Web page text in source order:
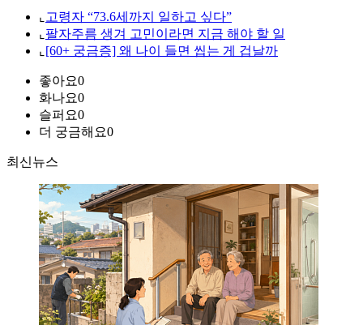
⌞ 고령자 “73.6세까지 일하고 싶다”
⌞ 팔자주름 생겨 고민이라면 지금 해야 할 일
⌞ [60+ 궁금증] 왜 나이 들면 씹는 게 겁날까
좋아요0
화나요0
슬퍼요0
더 궁금해요0
최신뉴스